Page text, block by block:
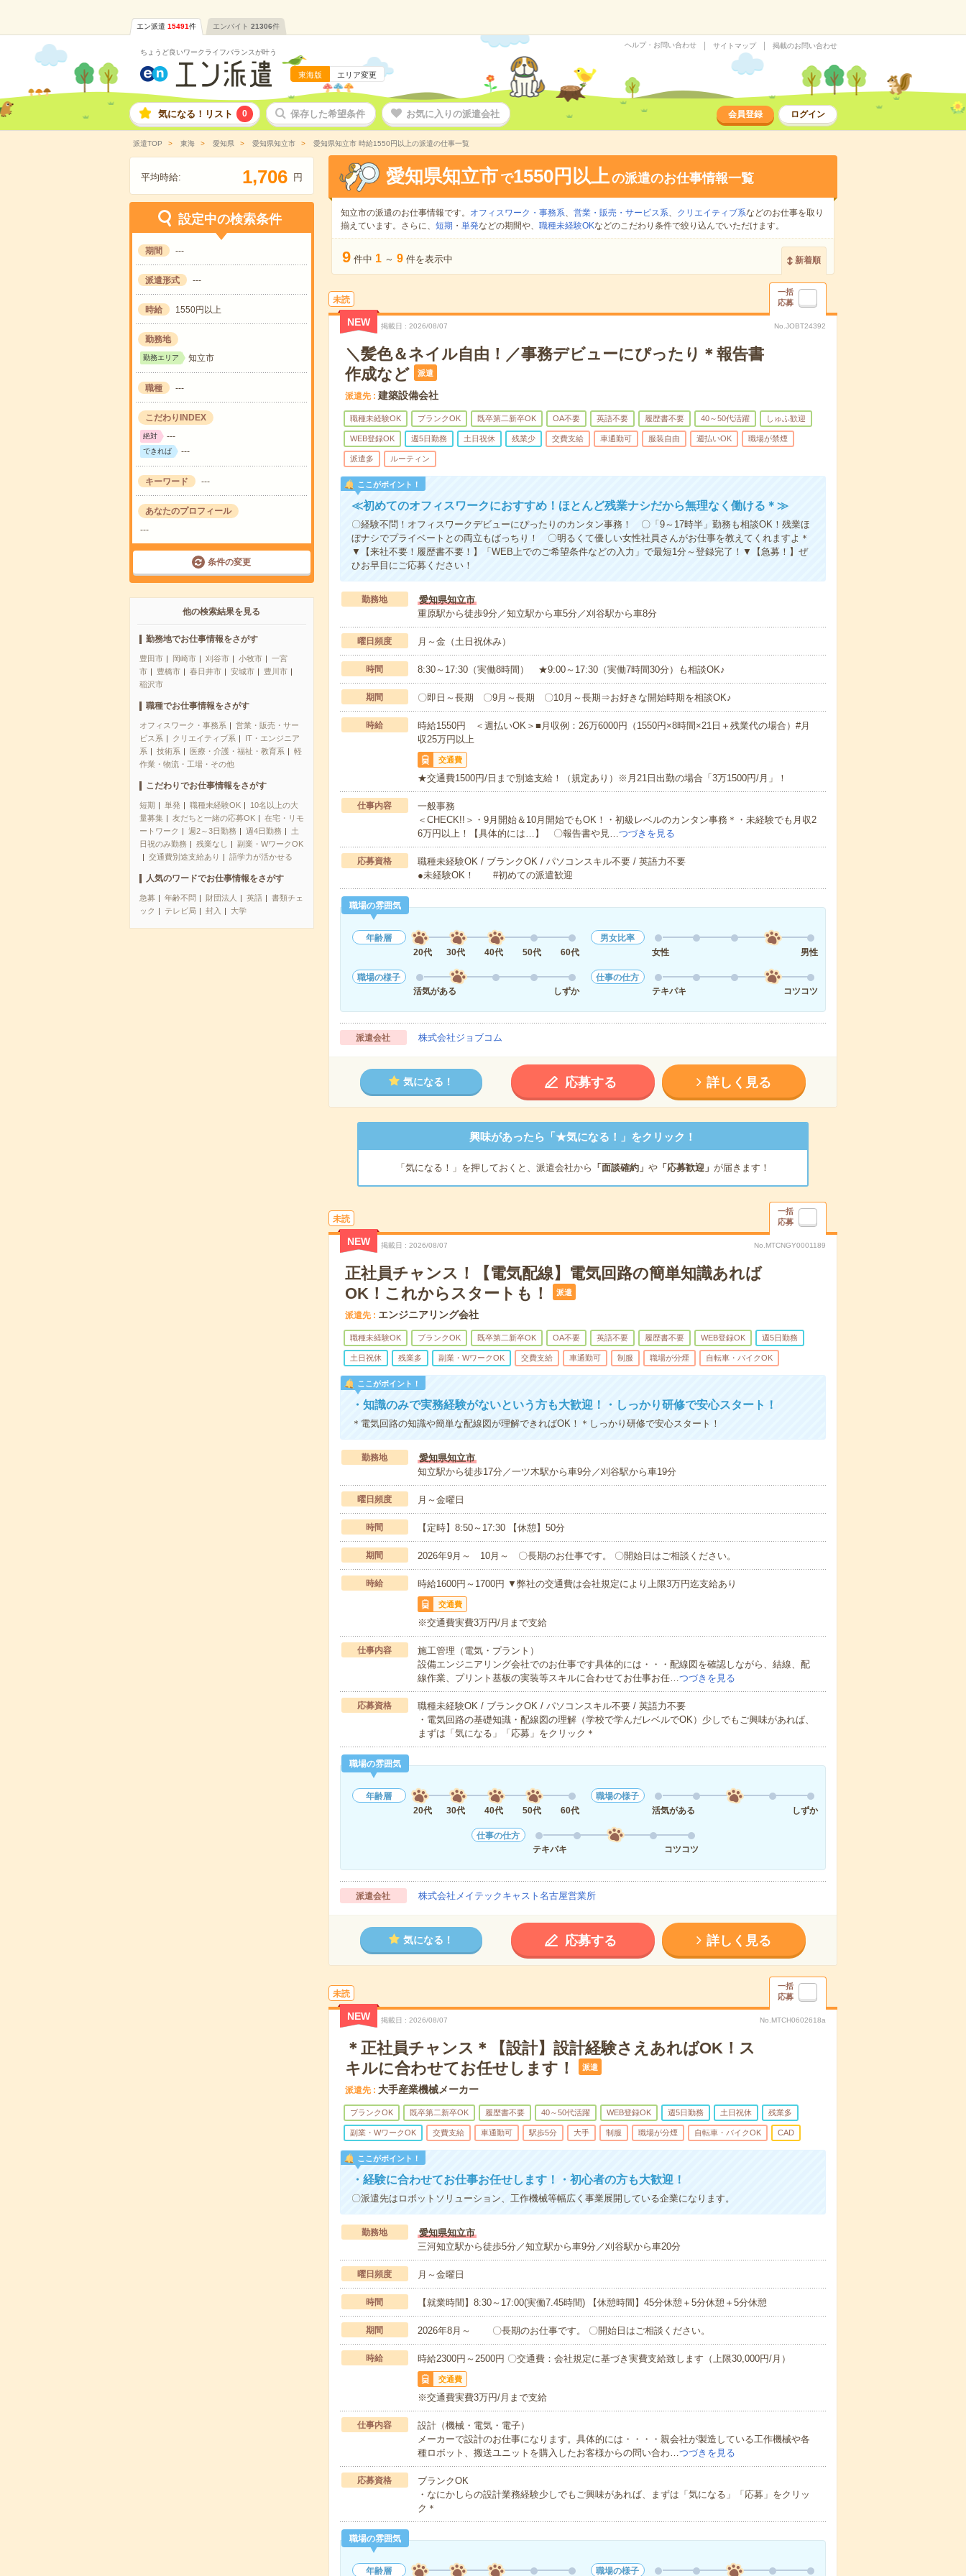
エン派遣 15491件 エンバイト 21306件
ちょうど良いワークライフバランスが叶う
東海版 エリア変更
ヘルプ・お問い合わせ サイトマップ 掲載のお問い合わせ
気になる！リスト 0 保存した希望条件 お気に入りの派遣会社 会員登録 ログイン
派遣TOP 東海 愛知県 愛知県知立市 愛知県知立市 時給1550円以上の派遣の仕事一覧
平均時給: 1,706 円
設定中の検索条件
期間 ---
派遣形式 ---
時給 1550円以上
勤務地
勤務エリア 知立市
職種 ---
こだわりINDEX
絶対 ---
できれば ---
キーワード ---
あなたのプロフィール
---
条件の変更
他の検索結果を見る
勤務地でお仕事情報をさがす
豊田市 岡崎市 刈谷市 小牧市
一宮
市
豊橋市 春日井市 安城市
豊川市
稲沢市
職種でお仕事情報をさがす
オフィスワーク・事務系
営業・販売・サー
ビス系
クリエイティブ系
IT・エンジニア
系
技術系 医療・介護・福祉・教育系
軽
作業・物流・工場・その他
こだわりでお仕事情報をさがす
短期 単発 職種未経験OK
10名以上の大
量募集
友だちと一緒の応募OK
在宅・リモ
ートワーク
週2～3日勤務 週4日勤務
土
日祝のみ勤務
残業なし
副業・WワークOK
交通費別途支給あり
語学力が活かせる
人気のワードでお仕事情報をさがす
急募 年齢不問 財団法人 英語
書類チェ
ック
テレビ局 封入 大学
愛知県知立市 で1550円以上の派遣のお仕事情報一覧
知立市の派遣のお仕事情報です。 オフィスワーク・事務系、 営業・販売・サービス系、 クリエイティブ系などのお仕事を取り
揃えています。さらに、 短期 ・ 単発などの期間や、 職種未経験OKなどのこだわり条件で絞り込んでいただけます。
9 件中 1 ～ 9 件を表示中 新着順
未読
一括
応募
NEW 掲載日 2026/08/07 No.JOBT24392
＼髪色＆ネイル自由！／事務デビューにぴったり＊報告書
作成など
派遣
派遣先 建築設備会社
職種未経験OK ブランクOK 既卒第二新卒OK OA不要 英語不要 履歴書不要 40～50代活躍 しゅふ歓迎
WEB登録OK 週5日勤務 土日祝休 残業少 交費支給 車通勤可 服装自由 週払いOK 職場が禁煙
派遣多 ルーティン
ここがポイント！
≪初めてのオフィスワークにおすすめ！ほとんど残業ナシだから無理なく働ける＊≫
〇経験不問！オフィスワークデビューにぴったりのカンタン事務！ 〇「9～17時半」勤務も相談OK！残業ほ
ぼナシでプライベートとの両立もばっちり！ 〇明るくて優しい女性社員さんがお仕事を教えてくれますよ＊
▼【来社不要！履歴書不要！】「WEB上でのご希望条件などの入力」で最短1分～登録完了！▼【急募！】ぜ
ひお早目にご応募ください！
勤務地
愛知県知立市
重原駅から徒歩9分／知立駅から車5分／刈谷駅から車8分
曜日頻度 月～金（土日祝休み）
時間 8:30～17:30（実働8時間） ★9:00～17:30（実働7時間30分）も相談OK♪
期間 〇即日～長期 〇9月～長期 〇10月～長期⇒お好きな開始時期を相談OK♪
時給
時給1550円 ＜週払いOK＞■月収例：26万6000円（1550円×8時間×21日＋残業代の場合）#月
収25万円以上
交通費
★交通費1500円/日まで別途支給！（規定あり）※月21日出勤の場合「3万1500円/月」！
仕事内容
一般事務
＜CHECK!!＞・9月開始＆10月開始でもOK！・初級レベルのカンタン事務＊・未経験でも月収2
6万円以上！【具体的には…】 〇報告書や見…つづきを見る
応募資格
職種未経験OK / ブランクOK / パソコンスキル不要 / 英語力不要
●未経験OK！ #初めての派遣歓迎
職場の雰囲気
年齢層
20代
30代 40代 50代 60代
男女比率
女性
男性
職場の様子
活気がある
しずか
仕事の仕方
テキパキ
コツコツ
派遣会社 株式会社ジョブコム
気になる！ 応募する 詳しく見る
興味があったら「★気になる！」をクリック！
「気になる！」を押しておくと、派遣会社から 「面談確約」 や「応募歓迎」 が届きます！
未読
一括
応募
NEW 掲載日 2026/08/07 No.MTCNGY0001189
正社員チャンス！【電気配線】電気回路の簡単知識あれば
OK！これからスタートも！
派遣
派遣先 エンジニアリング会社
職種未経験OK ブランクOK 既卒第二新卒OK OA不要 英語不要 履歴書不要 WEB登録OK 週5日勤務
土日祝休 残業多 副業・WワークOK 交費支給 車通勤可 制服 職場が分煙 自転車・バイクOK
ここがポイント！
・知識のみで実務経験がないという方も大歓迎！・しっかり研修で安心スタート！
＊電気回路の知識や簡単な配線図が理解できればOK！＊しっかり研修で安心スタート！
勤務地
愛知県知立市
知立駅から徒歩17分／一ツ木駅から車9分／刈谷駅から車19分
曜日頻度 月～金曜日
時間 【定時】8:50～17:30 【休憩】50分
期間 2026年9月～ 10月～ 〇長期のお仕事です。 〇開始日はご相談ください。
時給 時給1600円～1700円 ▼弊社の交通費は会社規定により上限3万円迄支給あり
交通費
※交通費実費3万円/月まで支給
仕事内容
施工管理（電気・プラント）
設備エンジニアリング会社でのお仕事です具体的には・・・配線図を確認しながら、結線、配
線作業、プリント基板の実装等スキルに合わせてお仕事お任…つづきを見る
応募資格
職種未経験OK / ブランクOK / パソコンスキル不要 / 英語力不要
・電気回路の基礎知識・配線図の理解（学校で学んだレベルでOK）少しでもご興味があれば、
まずは「気になる」「応募」をクリック＊
職場の雰囲気
年齢層
20代
30代 40代 50代 60代
職場の様子
活気がある
しずか
仕事の仕方
テキパキ
コツコツ
派遣会社 株式会社メイテックキャスト名古屋営業所
気になる！ 応募する 詳しく見る
未読
一括
応募
NEW 掲載日 2026/08/07 No.MTCH0602618a
＊正社員チャンス＊【設計】設計経験さえあればOK！ス
キルに合わせてお任せします！
派遣
派遣先 大手産業機械メーカー
ブランクOK 既卒第二新卒OK 履歴書不要 40～50代活躍 WEB登録OK 週5日勤務 土日祝休 残業多
副業・WワークOK 交費支給 車通勤可 駅歩5分 大手 制服 職場が分煙 自転車・バイクOK CAD
ここがポイント！
・経験に合わせてお仕事お任せします！・初心者の方も大歓迎！
〇派遣先はロボットソリューション、工作機械等幅広く事業展開している企業になります。
勤務地
愛知県知立市
三河知立駅から徒歩5分／知立駅から車9分／刈谷駅から車20分
曜日頻度 月～金曜日
時間 【就業時間】8:30～17:00(実働7.45時間) 【休憩時間】45分休憩＋5分休憩＋5分休憩
期間 2026年8月～ 〇長期のお仕事です。 〇開始日はご相談ください。
時給 時給2300円～2500円 〇交通費：会社規定に基づき実費支給致します（上限30,000円/月）
交通費
※交通費実費3万円/月まで支給
仕事内容
設計（機械・電気・電子）
メーカーで設計のお仕事になります。具体的には・・・・親会社が製造している工作機械や各
種ロボット、搬送ユニットを購入したお客様からの問い合わ…つづきを見る
応募資格
ブランクOK
・なにかしらの設計業務経験少しでもご興味があれば、まずは「気になる」「応募」をクリッ
ク＊
職場の雰囲気
年齢層 職場の様子